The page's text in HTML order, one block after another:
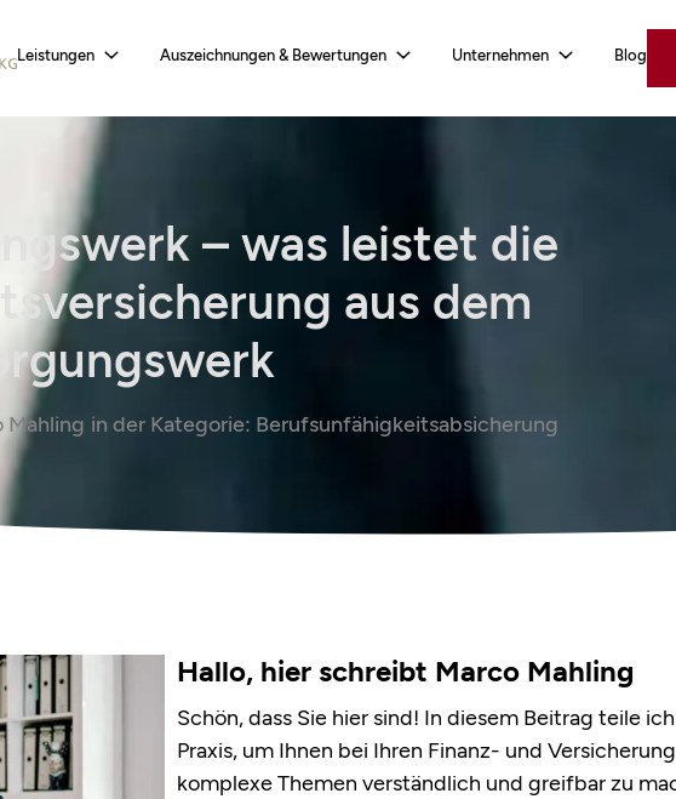
Leistungen Auszeichnungen & Bewertungen Unternehmen Blog
– was leistet die
aus dem
Mahling in der Kategorie: Berufsunfähigkeitsabsicherung
Hallo, hier schreibt Marco Mahling
Schön, dass Sie hier sind! In diesem Beitrag teile
Praxis, um Ihnen bei Ihren Finanz- und
komplexe Themen verständlich und greifbar zu